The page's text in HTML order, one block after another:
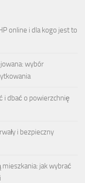
online i dla kogo jest to
wybór
i dbać o powierzchnię
i bezpieczny
mieszkania: jak wybrać